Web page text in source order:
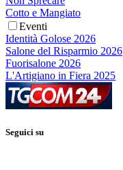
Cotto e Mangiato
Eventi
Identità Golose 2026
Salone del Risparmio 2026
Fuorisalone 2026
L'Artigiano in Fiera 2025
Seguici su